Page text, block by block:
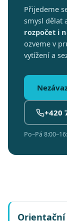
Přijedeme
smysl dělat
rozpočet i
ozveme v
vytížení a
+420
Po–Pá
Orientační